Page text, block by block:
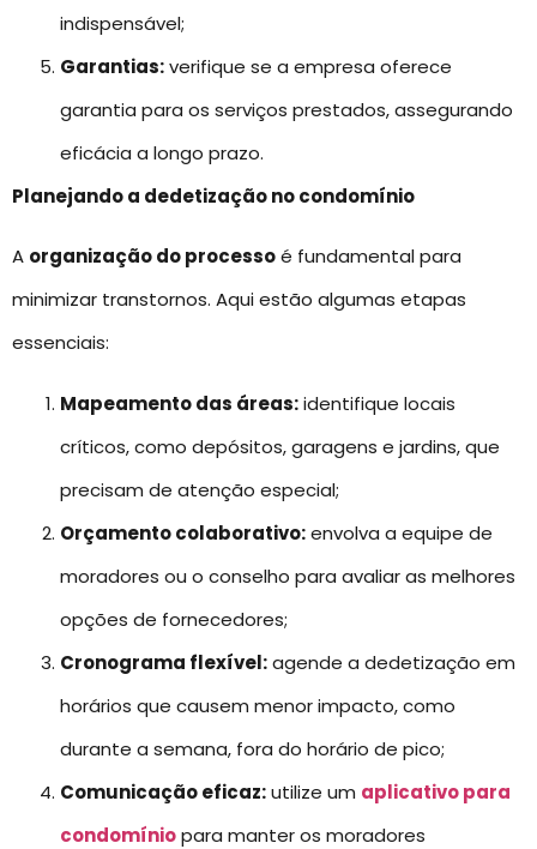
indispensável;
Garantias:verifique se a empresa oferece
garantia para os serviços prestados, assegurando
eficácia a longo prazo.
Planejando a dedetização no condomínio
A organização do processoé fundamental para
minimizar transtornos. Aqui estão algumas etapas
essenciais:
Mapeamento das áreas:identifique locais
críticos, como depósitos, garagens e jardins, que
precisam de atenção especial;
Orçamento colaborativo:envolva a equipe de
moradores ou o conselho para avaliar as melhores
opções de fornecedores;
Cronograma flexível:agende a dedetização em
horários que causem menor impacto, como
durante a semana, fora do horário de pico;
Comunicação eficaz:utilize um aplicativo para
condomíniopara manter os moradores